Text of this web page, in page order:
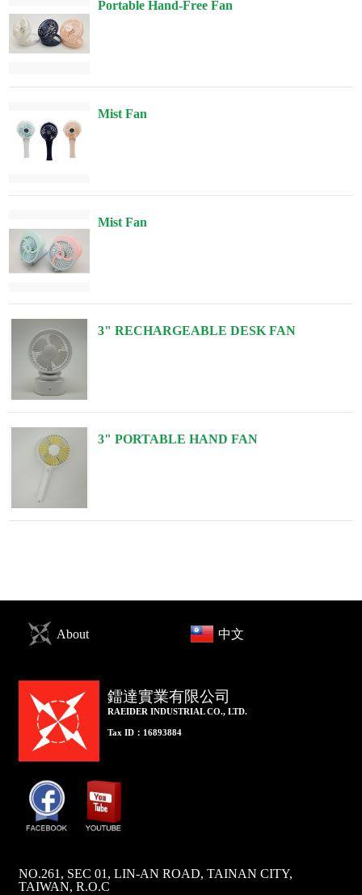
Portable Hand-Free Fan
Mist Fan
Mist Fan
3" RECHARGEABLE DESK FAN
3" PORTABLE HAND FAN
About 中文
鐳達實業有限公司
RAEIDER INDUSTRIAL CO., LTD.
Tax ID：16893884
NO.261, SEC 01, LIN-AN ROAD, TAINAN CITY,
TAIWAN, R.O.C